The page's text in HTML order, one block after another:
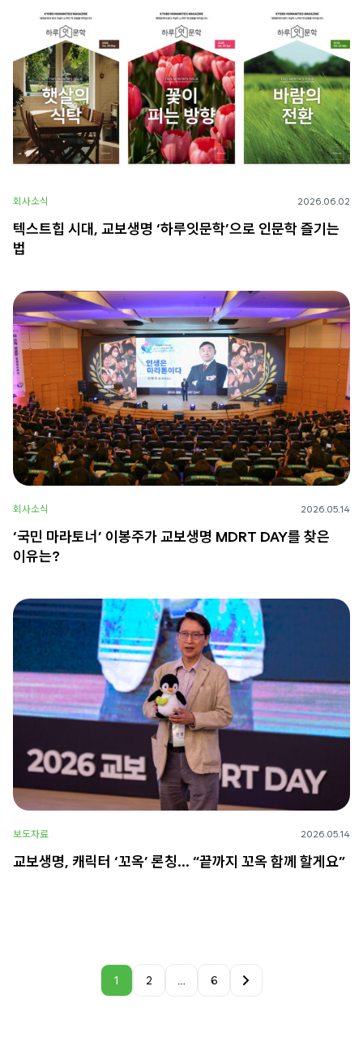
회사소식 2026.06.02
텍스트힙 시대, 교보생명 ‘하루잇문학’으로 인문학 즐기는
법
회사소식 2026.05.14
‘국민 마라토너’ 이봉주가 교보생명 MDRT DAY를 찾은
이유는?
보도자료 2026.05.14
교보생명, 캐릭터 ‘꼬옥’ 론칭… “끝까지 꼬옥 함께 할게요”
1 2 6